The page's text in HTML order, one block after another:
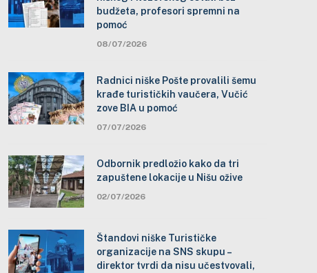
budžeta, profesori spremni na
pomoć
08/07/2026
Radnici niške Pošte provalili šemu
krađe turističkih vaučera, Vučić
zove BIA u pomoć
07/07/2026
Odbornik predložio kako da tri
zapuštene lokacije u Nišu ožive
02/07/2026
Štandovi niške Turističke
organizacije na SNS skupu –
direktor tvrdi da nisu učestvovali,